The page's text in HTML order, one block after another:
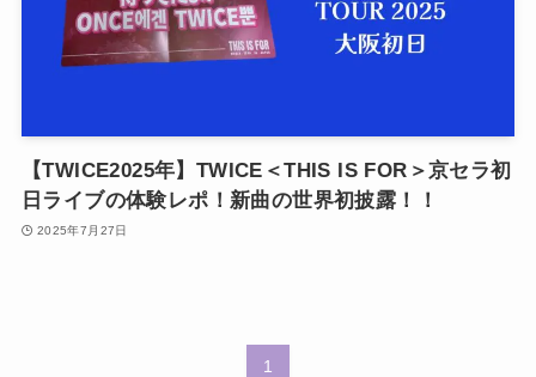
【TWICE2025年】TWICE＜THIS IS FOR＞京セラ初
日ライブの体験レポ！新曲の世界初披露！！
2025年7月27日
1